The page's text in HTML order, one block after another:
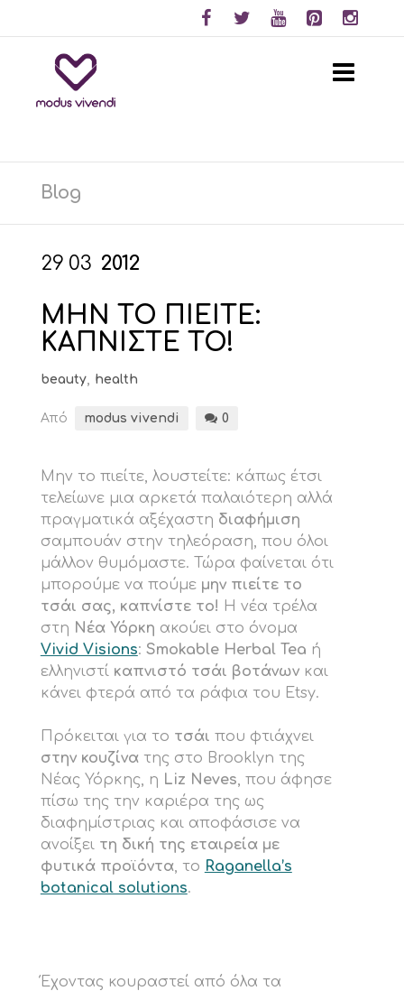
Blog
29 03 2012
ΜΗΝ ΤΟ ΠΙΕΙΤΕ:
ΚΑΠΝΙΣΤΕ ΤΟ!
beauty, health
Από modus vivendi 0
Μην το πιείτε, λουστείτε: κάπως έτσι
τελείωνε μια αρκετά παλαιότερη αλλά
πραγματικά αξέχαστη διαφήμιση
σαμπουάν στην τηλεόραση, που όλοι
μάλλον θυμόμαστε. Τώρα φαίνεται ότι
μπορούμε να πούμε μην πιείτε το
τσάι σας, καπνίστε το! Η νέα τρέλα
στη Νέα Υόρκη ακούει στο όνομα
Vivid Visions: Smokable Herbal Tea ή
ελληνιστί καπνιστό τσάι βοτάνων και
κάνει φτερά από τα ράφια του Etsy.
Πρόκειται για το τσάι που φτιάχνει
στην κουζίνατης στο Brooklyn της
Νέας Υόρκης, η Liz Neves, που άφησε
πίσω της την καριέρα της ως
διαφημίστριας και αποφάσισε να
ανοίξει τη δική της εταιρεία με
φυτικά προϊόντα, το Raganella’s
botanical solutions.
Έχοντας κουραστεί από όλα τα